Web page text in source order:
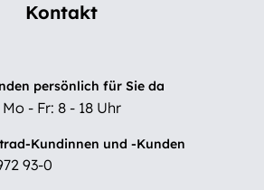
Kontakt
persönlich für Sie da
Mo - Fr: 8 - 18 Uhr
Kundinnen und -Kunden
93-0